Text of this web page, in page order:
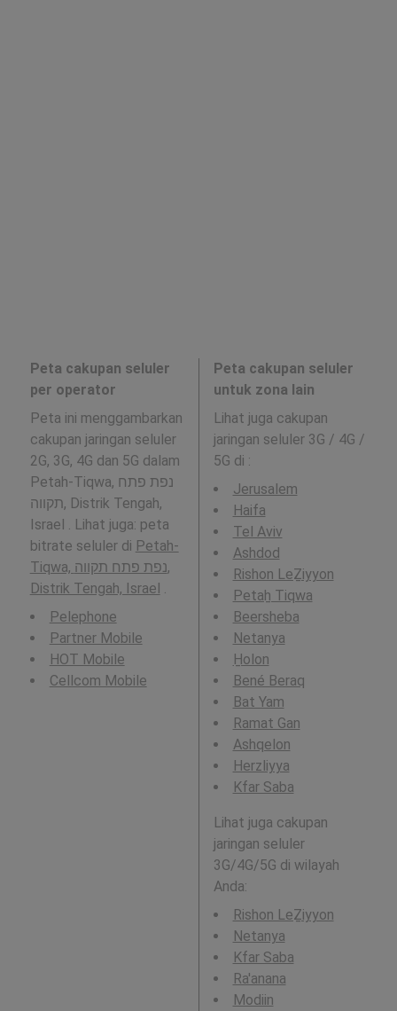
Peta cakupan seluler
per operator
Peta ini menggambarkan
cakupan jaringan seluler
2G, 3G, 4G dan 5G dalam
Petah-Tiqwa, נפת פתח
תקווה, Distrik Tengah,
Israel . Lihat juga: peta
bitrate seluler di Petah-
Tiqwa, נפת פתח תקווה,
Distrik Tengah, Israel .
Pelephone
Partner Mobile
HOT Mobile
Cellcom Mobile
Peta cakupan seluler
untuk zona lain
Lihat juga cakupan
jaringan seluler 3G / 4G /
5G di :
Jerusalem
Haifa
Tel Aviv
Ashdod
Rishon LeẔiyyon
Petaẖ Tiqwa
Beersheba
Netanya
H̱olon
Bené Beraq
Bat Yam
Ramat Gan
Ashqelon
Herzliyya
Kfar Saba
Lihat juga cakupan
jaringan seluler
3G/4G/5G di wilayah
Anda:
Rishon LeẔiyyon
Netanya
Kfar Saba
Ra'anana
Modiin